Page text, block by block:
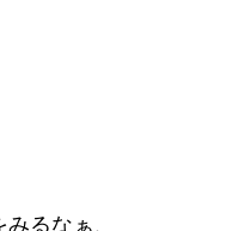
るなぁ、